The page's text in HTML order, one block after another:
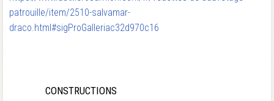
patrouille/item/2510-salvamar-
draco.html#sigProGalleriac32d970c16
CONSTRUCTIONS